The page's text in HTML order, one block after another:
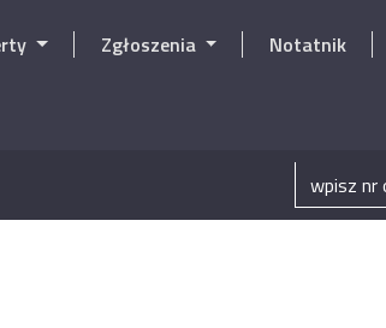
Zgłoszenia Notatnik